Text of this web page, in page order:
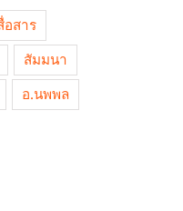
อสาร
สัมมนา
อ.นพพล